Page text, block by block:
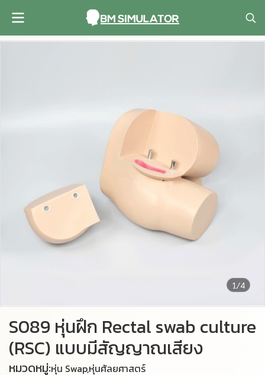
1/4
S089 หุ่นฝึก Rectal swab culture
(RSC) แบบมีสัญญาณเสียง
หมวดหมู่:หุ่น Swap,หุ่นศัลยศาสตร์